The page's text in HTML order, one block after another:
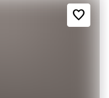
favorite_border